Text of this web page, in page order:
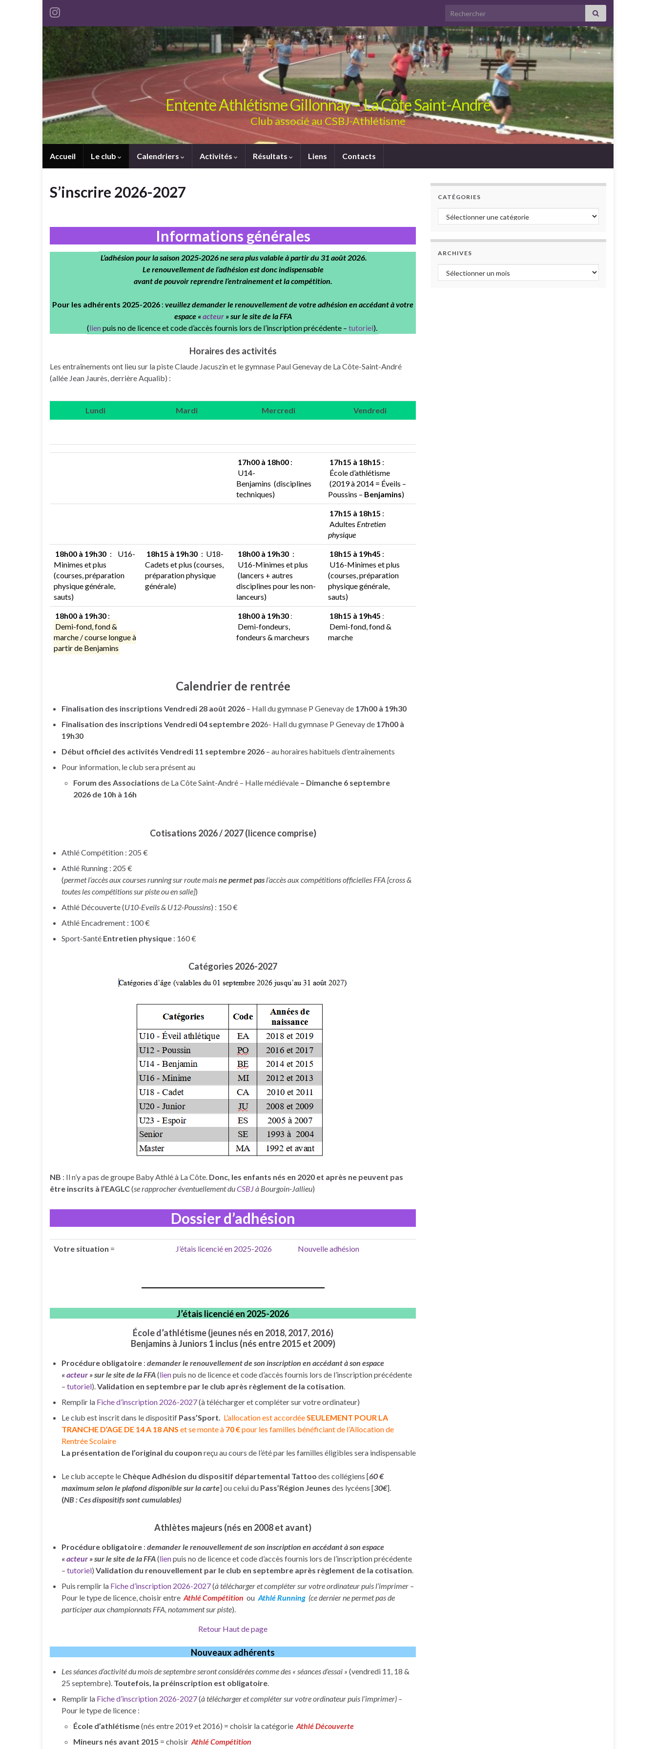
Search for:
Entente Athlétisme Gillonnay – La Côte Saint-André
Club associé au CSBJ-Athlétisme
Accueil Le club Calendriers Activités Résultats Liens Contacts
S’inscrire 2026-2027
Informations générales
L’adhésion pour la saison 2025-2026 ne sera plus valable à partir du 31 août 2026.
Le renouvellement de l’adhésion est donc indispensable
avant de pouvoir reprendre l’entrainement et la compétition.
Pour les adhérents 2025-2026 : veuillez demander le renouvellement de votre adhésion en accédant à votre
espace «acteur» sur le site de la FFA
(lien puis no de licence et code d’accès fournis lors de l’inscription précédente – tutoriel).
Horaires des activités
Les entraînements ont lieu sur la piste Claude Jacuszin et le gymnase Paul Genevay de La Côte-Saint-André
(allée Jean Jaurès, derrière Aqualib) :
Lundi Mardi Mercredi Vendredi
17h00 à 18h00 :
U14-
Benjamins (disciplines
techniques)
17h15 à 18h15 :
École d’athlétisme
(2019 à 2014 = Éveils –
Poussins – Benjamins)
17h15 à 18h15 :
Adultes Entretien
physique
18h00 à 19h30 :
U16-
Minimes et plus
(courses, préparation
physique générale,
sauts)
18h15 à 19h30 : U18-
Cadets et plus (courses,
préparation physique
générale)
18h00 à 19h30 :
U16-Minimes et plus
(lancers + autres
disciplines pour les non-
lanceurs)
18h15 à 19h45 :
U16-Minimes et plus
(courses, préparation
physique générale,
sauts)
18h00 à 19h30 :
Demi-fond, fond &
marche / course longue à
partir de Benjamins
18h00 à 19h30 :
Demi-fondeurs,
fondeurs & marcheurs
18h15 à 19h45 :
Demi-fond, fond &
marche
Calendrier de rentrée
Finalisation des inscriptions Vendredi 28 août 2026 – Hall du gymnase P Genevay de 17h00 à 19h30
Finalisation des inscriptions Vendredi 04 septembre 2026- Hall du gymnase P Genevay de 17h00 à
19h30
Début officiel des activités Vendredi 11 septembre 2026 – au horaires habituels d’entraînements
Pour information, le club sera présent au
Forum des Associations de La Côte Saint-André – Halle médiévale – Dimanche 6 septembre
2026 de 10h à 16h
Cotisations 2026 / 2027 (licence comprise)
Athlé Compétition : 205 €
Athlé Running : 205 €
(permet l’accès aux courses running sur route maisne permet pas l’accès aux compétitions officielles FFA [cross &
toutes les compétitions sur piste ou en salle])
Athlé Découverte (U10-Eveils & U12-Poussins) : 150 €
Athlé Encadrement : 100 €
Sport-Santé Entretien physique : 160 €
Catégories 2026-2027
NB : Il n’y a pas de groupe Baby Athlé à La Côte. Donc, les enfants nés en 2020 et après ne peuvent pas
être inscrits à l’EAGLC(se rapprocher éventuellement duCSBJ à Bourgoin-Jallieu)
Dossier d’adhésion
Votre situation = J’étais licencié en 2025-2026 Nouvelle adhésion
J’étais licencié en 2025-2026
École d’athlétisme (jeunes nés en 2018, 2017, 2016)
Benjamins à Juniors 1 inclus (nés entre 2015 et 2009)
Procédure obligatoire : demander le renouvellement de son inscription en accédant à son espace
«acteur » sur le site de la FFA(lienpuis no de licence et code d’accès fournis lors de l’inscription précédente
– tutoriel).Validation en septembre par le club après règlement de la cotisation.
Remplir la Fiche d’inscription 2026-2027(à télécharger et compléter sur votre ordinateur)
Le club est inscrit dans le dispositif Pass’Sport. L’allocation est accordéeSEULEMENT POUR LA
TRANCHE D’AGE DE 14 A 18 ANS et se monte à 70 €pour les familles bénéficiant de l’Allocation de
Rentrée Scolaire
La présentation de l’original du coupon reçu au cours de l’été par les familles éligibles sera indispensable
Le club accepte le Chèque Adhésion du dispositif départemental Tattoo des collégiens [60 €
maximum selon le plafond disponible sur la carte] ou celui du Pass’Région Jeunes des lycéens [30€].
(NB : Ces dispositifs sont cumulables)
Athlètes majeurs (nés en 2008 et avant)
Procédure obligatoire : demander le renouvellement de son inscription en accédant à son espace
«acteur » sur le site de la FFA(lienpuis no de licence et code d’accès fournis lors de l’inscription précédente
– tutoriel) Validation du renouvellement par le club en septembre après règlement de la cotisation.
Puis remplir la Fiche d’inscription 2026-2027(à télécharger et compléter sur votre ordinateur puis l’imprimer –
Pour le type de licence, choisir entre Athlé Compétition ou Athlé Running (ce dernier ne permet pas de
participer aux championnats FFA, notamment sur piste).
Retour Haut de page
Nouveaux adhérents
Les séances d’activité du mois de septembre seront considérées comme des « séances d’essai » (vendredi 11, 18 &
25 septembre). Toutefois, la préinscription est obligatoire.
Remplir la Fiche d’inscription 2026-2027(à télécharger et compléter sur votre ordinateur puis l’imprimer) –
Pour le type de licence :
École d’athlétisme(nés entre 2019 et 2016) = choisir la catégorie Athlé Découverte
Mineurs nés avant 2015 = choisir Athlé Compétition
CATÉGORIES
Catégories
ARCHIVES
Archives